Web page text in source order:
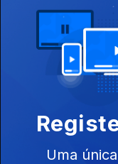
Uma